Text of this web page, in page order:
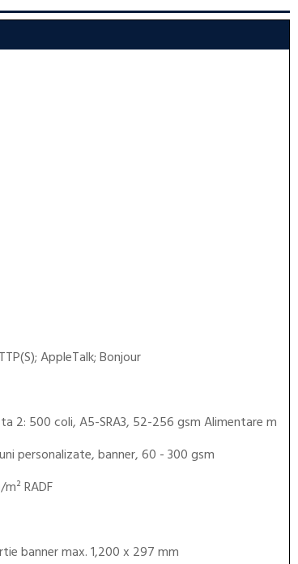
AppleTalk; Bonjour
2: 500 coli, A5-SRA3, 52-256 gsm Alimentare m
personalizate, banner, 60 - 300 gsm
RADF
banner max. 1,200 x 297 mm